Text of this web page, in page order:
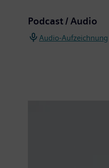
Podcast / Audio
Audio-Aufzeichnung